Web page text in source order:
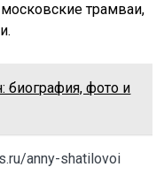
трамваи,
биография, фото и
anny-shatilovoi